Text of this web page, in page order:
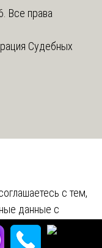
права
Судебных
с тем,
данные с
Подробнее